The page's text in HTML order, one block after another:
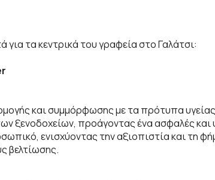
για τα κεντρικά του γραφεία στο Γαλάτσι:
και συμμόρφωσης με τα πρότυπα
ξενοδοχείων, προάγοντας ένα ασφαλές και
ενισχύοντας την αξιοπιστία και τη
βελτίωσης.